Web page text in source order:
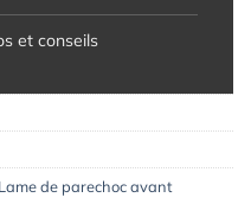
et conseils
Lame de parechoc avant